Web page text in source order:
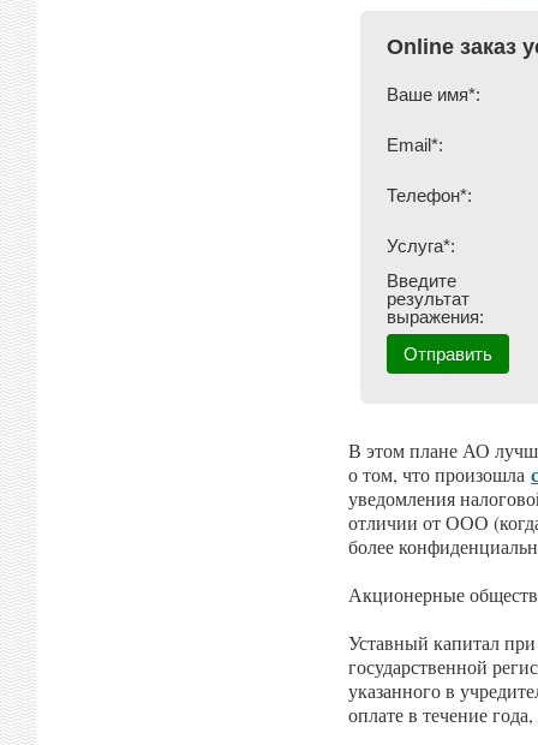
Online заказ
Ваше имя*:
Email*:
Телефон*:
Услуга*:
Введите
результат
выражения:
В этом плане АО
о том, что произошла
уведомления
отличии от ООО
более
Акционерные
Уставный капитал
государственной
указанного в
оплате в течение